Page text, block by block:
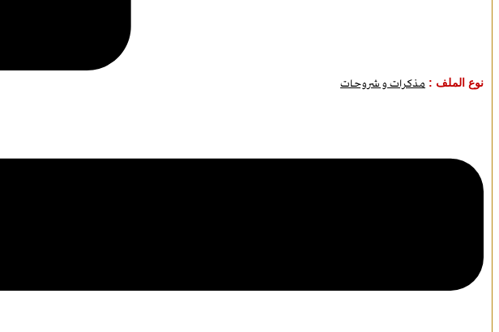
نوع الملف : مذكرات و شروحات